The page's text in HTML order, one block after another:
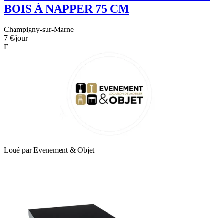
BOIS À NAPPER 75 CM
Champigny-sur-Marne
7 €/jour
E
Loué parEvenement & Objet